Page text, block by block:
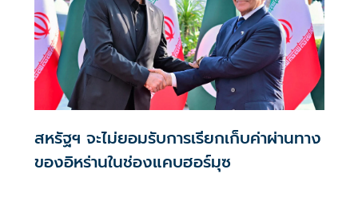
สหรัฐฯ จะไม่ยอมรับการเรียกเก็บค่าผ่านทาง
ของอิหร่านในช่องแคบฮอร์มุซ